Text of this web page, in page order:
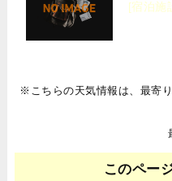
[宿泊施
※こちらの天気情報は、最寄
このペー